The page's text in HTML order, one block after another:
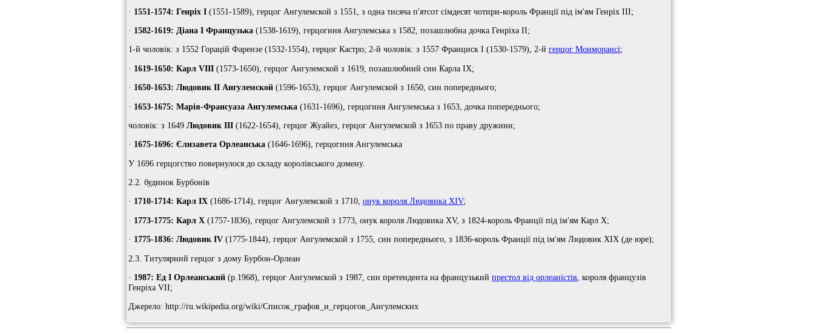
· 1551-1574: Генріх I (1551-1589), герцог Ангулемской з 1551, з одна тисяча п'ятсот сімдесят чотири-король Франції під ім'ям Генріх III;
· 1582-1619: Діана I Французька (1538-1619), герцогиня Ангулемська з 1582, позашлюбна дочка Генріха II;
1-й чоловік: з 1552 Горацій Фарензе (1532-1554), герцог Кастро; 2-й чоловік: з 1557 Франциск I (1530-1579), 2-й герцог Монморансі;
· 1619-1650: Карл VIII (1573-1650), герцог Ангулемской з 1619, позашлюбний син Карла IX;
· 1650-1653: Людовик II Ангулемской (1596-1653), герцог Ангулемской з 1650, син попереднього;
· 1653-1675: Марія-Франсуаза Ангулемська (1631-1696), герцогиня Ангулемська з 1653, дочка попереднього;
чоловік: з 1649 Людовик III (1622-1654), герцог Жуайез, герцог Ангулемской з 1653 по праву дружини;
· 1675-1696: Єлизавета Орлеанська (1646-1696), герцогиня Ангулемська
У 1696 герцогство повернулося до складу королівського домену.
2.2. будинок Бурбонів
· 1710-1714: Карл IX (1686-1714), герцог Ангулемской з 1710, онук короля Людовика XIV;
· 1773-1775: Карл X (1757-1836), герцог Ангулемской з 1773, онук короля Людовика XV, з 1824-король Франції під ім'ям Карл X;
· 1775-1836: Людовик IV (1775-1844), герцог Ангулемской з 1755, син попереднього, з 1836-король Франції під ім'ям Людовик XIX (де юре);
2.3. Титулярний герцог з дому Бурбон-Орлеан
· 1987: Ед I Орлеанський (р.1968), герцог Ангулемской з 1987, син претендента на французький престол від орлеаністів , короля французів
Генріха VII;
Джерело: http://ru.wikipedia.org/wiki/Список_графов_и_герцогов_Ангулемских